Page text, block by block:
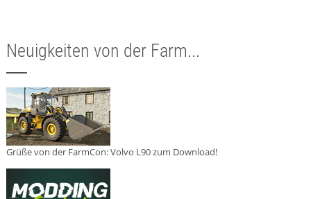
Neuigkeiten von der Farm...
Grüße von der FarmCon: Volvo L90 zum Download!